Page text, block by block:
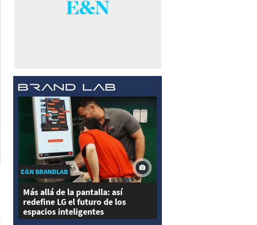
E&N BRANDLAB
Más allá de la pantalla: así
redefine LG el futuro de los
espacios inteligentes